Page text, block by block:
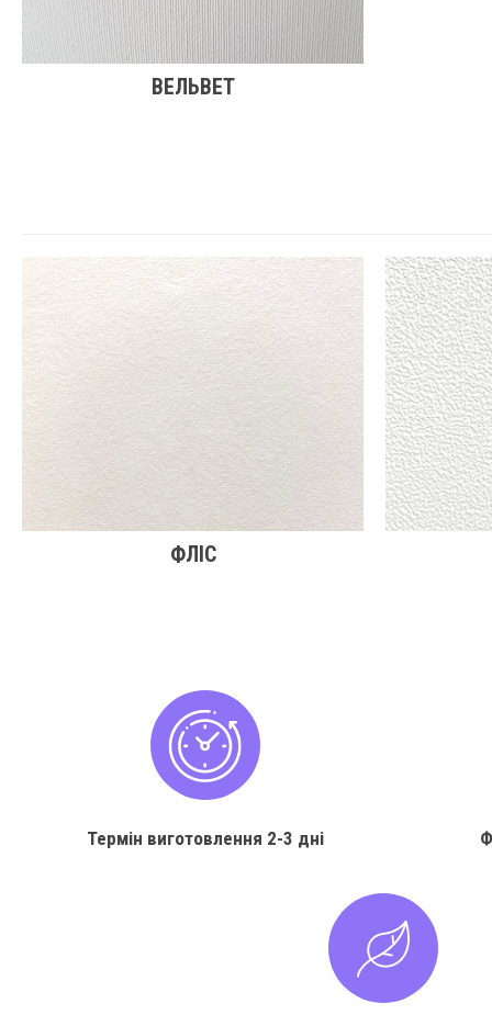
ВЕЛЬВЕТ
ФЛІС
Термін виготовлення 2-3 дні